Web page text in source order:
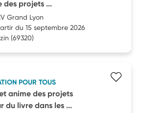
des projets ...
Grand Lyon
du 15 septembre 2026
(69320)
POUR TOUS
anime des projets
du livre dans les ...